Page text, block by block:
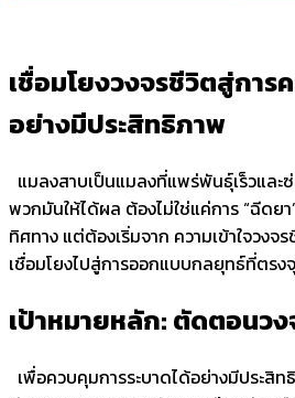
เชื่อมโยงวงจรชีวิตสู่กา
อย่างมีประสิทธิภาพ
แมลงสาบเป็นแมลงที่แพร่พันธุ์เร็วและ
พวกมันให้ได้ผล ต้องไม่ใช่แค่การ “ฉีดยา
ทิศทาง แต่ต้องเริ่มจาก ความเข้าใจวงจ
เชื่อมโยงไปสู่การออกแบบกลยุทธ์ที่ตรง
เป้าหมายหลัก: ตัดตอนวง
เพื่อควบคุมการระบาดได้อย่างมีประสิท